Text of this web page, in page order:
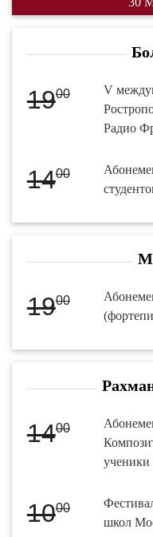
1900
V
Радио
1400
1900
1400
ученики
1000
школ